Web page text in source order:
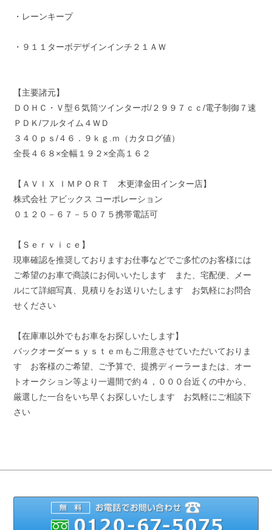
・レーンキープ
・９１１ターボデザインインチ２１ＡＷ
【主要諸元】
ＤＯＨＣ・Ｖ型６気筒ツインターボ/２９９７ｃｃ/電子制御７速
ＰＤＫ/フルタイム４ＷＤ
３４０ｐｓ/４６．９ｋｇ.ｍ（カタログ値）
全長４６８×全幅１９２×全高１６２
【ＡＶＩＸ ＩＭＰＯＲＴ 木更津金田インター店】
株式会社 アビックス コーポレーション
０１２０－６７－５０７５携帯電話可
【Ｓｅｒｖｉｃｅ】
現車確認を推奨しておりますお仕事などでご多忙のお客様には
ご希望のお車で商談にお伺いいたします また、宅配便、メー
ルにて詳細写真、見積りをお送りいたします お気軽にお問合
せください
【在庫車以外でもお車をお探しいたします】
バックオーダーｓｙｓｔｅｍもご用意させていただいておりま
す お客様のご希望、ご予算で、提携ディーラーまたは、オー
トオークション等より一週間で約４，０００台近くの中から、
厳選した一台をいち早くお探しいたします お気軽にご相談下
さい